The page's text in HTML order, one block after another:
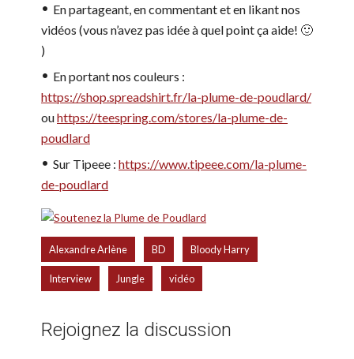
En partageant, en commentant et en likant nos
vidéos (vous n’avez pas idée à quel point ça aide! 🙂
)
En portant nos couleurs :
https://shop.spreadshirt.fr/la-plume-de-poudlard/
ouhttps://teespring.com/stores/la-plume-de-
poudlard
Sur Tipeee : https://www.tipeee.com/la-plume-
de-poudlard
Alexandre Arlène BD Bloody Harry
Interview Jungle vidéo
Rejoignez la discussion